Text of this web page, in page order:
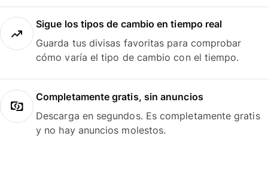
Sigue los tipos de cambio en tiempo real
Guarda tus divisas favoritas para comprobar
cómo varía el tipo de cambio con el tiempo.
Completamente gratis, sin anuncios
Descarga en segundos. Es completamente gratis
y no hay anuncios molestos.